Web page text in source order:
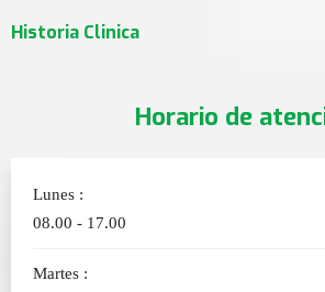
Historia Clinica
Horario de
Lunes :
08.00 - 17.00
Martes :